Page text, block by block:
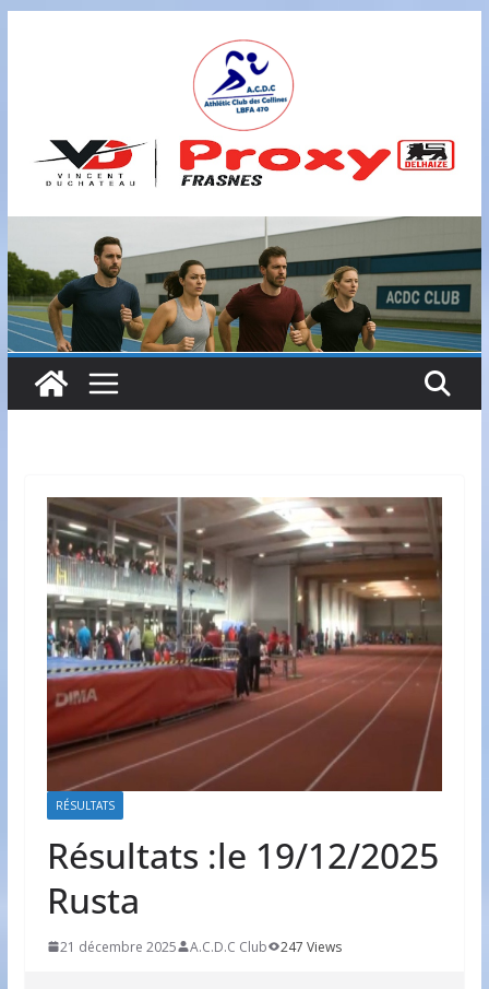
A
S
B
L
B
F
A
7
RÉSULTATS
Résultats :le 19/12/2025
Rusta
21 décembre 2025 A.C.D.C Club 247 Views